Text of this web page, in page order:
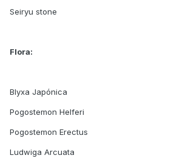
Seiryu stone
Flora:
Blyxa Japónica
Pogostemon Helferi
Pogostemon Erectus
Ludwiga Arcuata